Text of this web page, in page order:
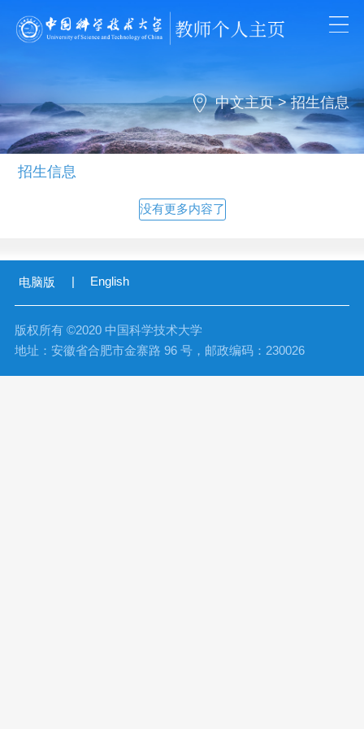
中文主页>招生信息
招生信息
没有更多内容了
电脑版 English
版权所有 ©2020 中国科学技术大学
地址：安徽省合肥市金寨路 96 号，邮政编码：230026